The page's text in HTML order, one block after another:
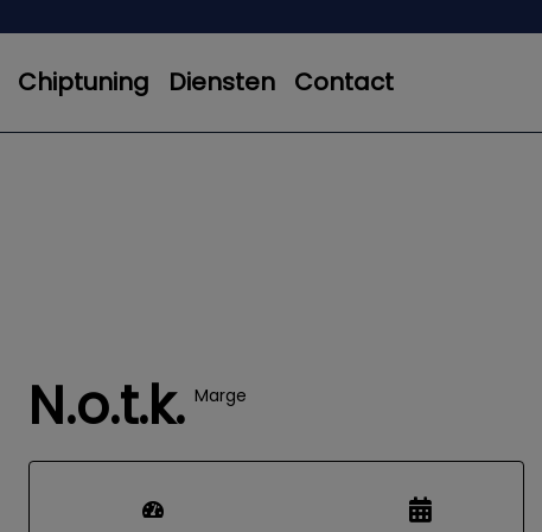
Chiptuning Diensten Contact
N.o.t.k. Marge